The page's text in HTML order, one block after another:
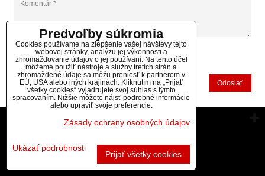
*(Povinné)
Odoslať
Vytvorené pomocou: BiznisWeb.sk
Predvoľby súkromia
Cookies používame na zlepšenie vašej návštevy tejto
webovej stránky, analýzu jej výkonnosti a
zhromažďovanie údajov o jej používaní. Na tento účel
môžeme použiť nástroje a služby tretích strán a
zhromaždené údaje sa môžu preniesť k partnerom v
EÚ, USA alebo iných krajinách. Kliknutím na „Prijať
všetky cookies“ vyjadrujete svoj súhlas s týmto
spracovaním. Nižšie môžete nájsť podrobné informácie
alebo upraviť svoje preferencie.
Zásady ochrany osobných údajov
Ukázať podrobnosti
Prijať všetky cookies